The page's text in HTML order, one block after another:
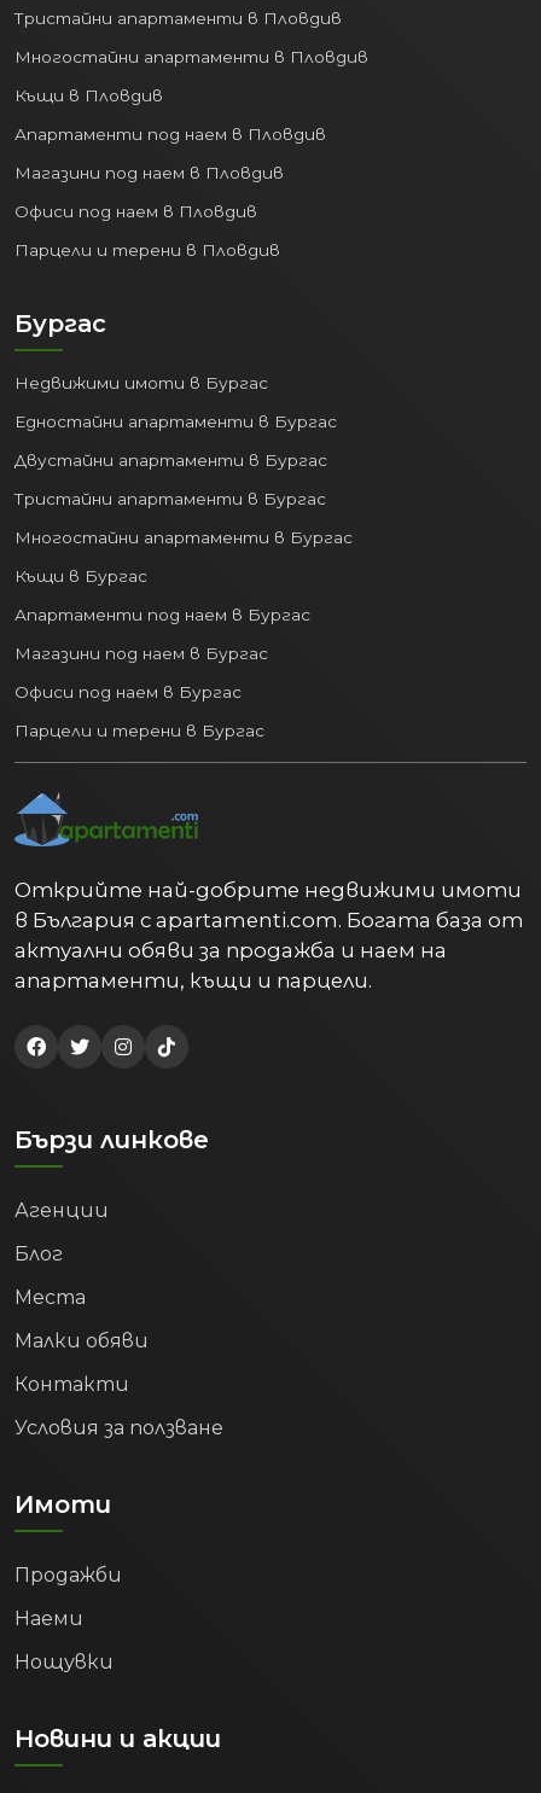
Тристайни апартаменти в Пловдив
Многостайни апартаменти в Пловдив
Къщи в Пловдив
Апартаменти под наем в Пловдив
Магазини под наем в Пловдив
Офиси под наем в Пловдив
Парцели и терени в Пловдив
Бургас
Недвижими имоти в Бургас
Едностайни апартаменти в Бургас
Двустайни апартаменти в Бургас
Тристайни апартаменти в Бургас
Многостайни апартаменти в Бургас
Къщи в Бургас
Апартаменти под наем в Бургас
Магазини под наем в Бургас
Офиси под наем в Бургас
Парцели и терени в Бургас
Открийте най-добрите недвижими имоти
в България с apartamenti.com. Богата база от
актуални обяви за продажба и наем на
апартаменти, къщи и парцели.
Бързи линкове
Агенции
Блог
Места
Малки обяви
Контакти
Условия за ползване
Имоти
Продажби
Наеми
Нощувки
Новини и акции